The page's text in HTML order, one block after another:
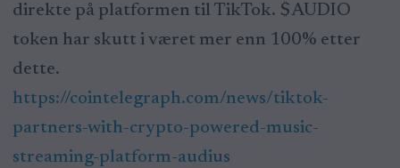
direkte på platformen til TikTok. $AUDIO
token har skutt i været mer enn 100% etter
dette.
https://cointelegraph.com/news/tiktok-
partners-with-crypto-powered-music-
streaming-platform-audius